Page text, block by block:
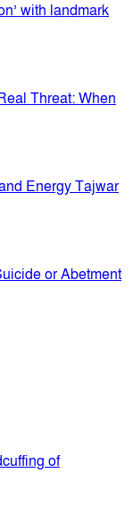
with landmark
Threat: When
Energy Tajwar
or Abetment
of